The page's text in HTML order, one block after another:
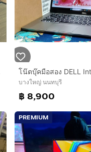
บางใหญ่ นนทบุรี
฿ 8,900
PREMIUM